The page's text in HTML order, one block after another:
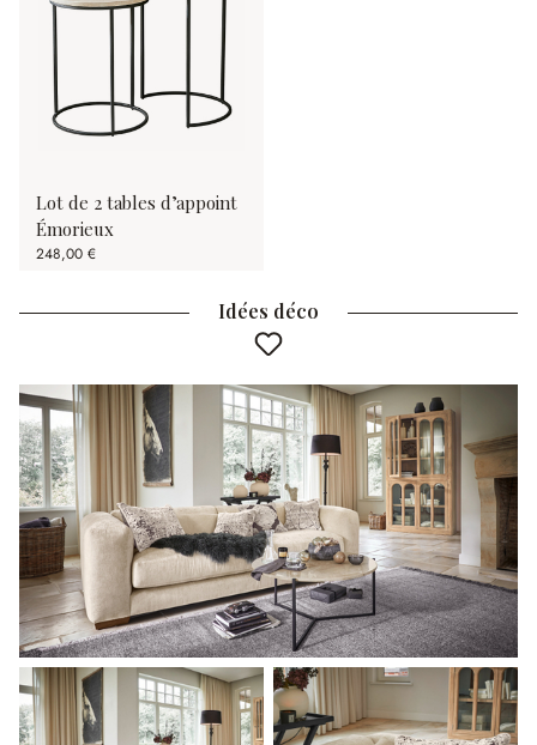
Lot de 2 tables d’appoint
Émorieux
248,00 €
Idées déco